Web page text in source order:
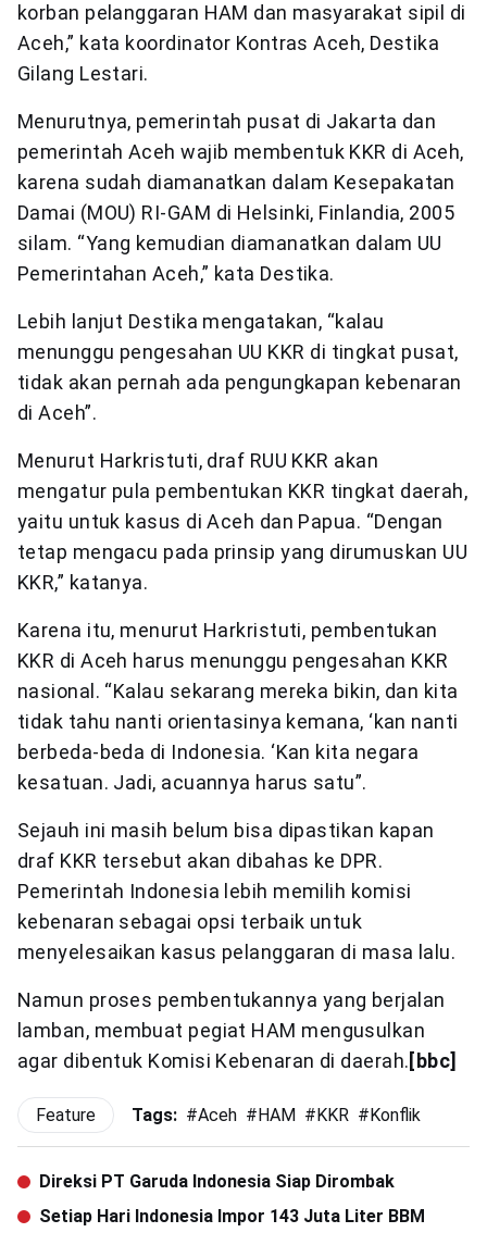
korban pelanggaran HAM dan masyarakat sipil di
Aceh,” kata koordinator Kontras Aceh, Destika
Gilang Lestari.
Menurutnya, pemerintah pusat di Jakarta dan
pemerintah Aceh wajib membentuk KKR di Aceh,
karena sudah diamanatkan dalam Kesepakatan
Damai (MOU) RI-GAM di Helsinki, Finlandia, 2005
silam. “Yang kemudian diamanatkan dalam UU
Pemerintahan Aceh,” kata Destika.
Lebih lanjut Destika mengatakan, “kalau
menunggu pengesahan UU KKR di tingkat pusat,
tidak akan pernah ada pengungkapan kebenaran
di Aceh”.
Menurut Harkristuti, draf RUU KKR akan
mengatur pula pembentukan KKR tingkat daerah,
yaitu untuk kasus di Aceh dan Papua. “Dengan
tetap mengacu pada prinsip yang dirumuskan UU
KKR,” katanya.
Karena itu, menurut Harkristuti, pembentukan
KKR di Aceh harus menunggu pengesahan KKR
nasional. “Kalau sekarang mereka bikin, dan kita
tidak tahu nanti orientasinya kemana, ‘kan nanti
berbeda-beda di Indonesia. ‘Kan kita negara
kesatuan. Jadi, acuannya harus satu”.
Sejauh ini masih belum bisa dipastikan kapan
draf KKR tersebut akan dibahas ke DPR.
Pemerintah Indonesia lebih memilih komisi
kebenaran sebagai opsi terbaik untuk
menyelesaikan kasus pelanggaran di masa lalu.
Namun proses pembentukannya yang berjalan
lamban, membuat pegiat HAM mengusulkan
agar dibentuk Komisi Kebenaran di daerah.[bbc]
Feature Tags: #Aceh # HAM # KKR # Konflik
Direksi PT Garuda Indonesia Siap Dirombak
Setiap Hari Indonesia Impor 143 Juta Liter BBM